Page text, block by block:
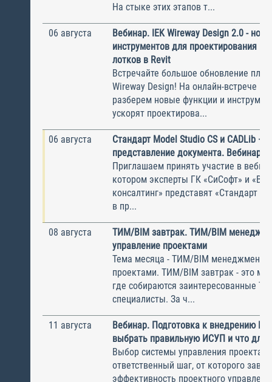
На стыке этих этапов т...
06 августа
Вебинар. IEK Wireway Design 2.0 -
инструментов для проектирования
лотков в Revit
Встречайте большое обновление
Wireway Design! На онлайн-встрече
разберем новые функции и
ускорят проектирова...
06 августа
Стандарт Model Studio CS и CADLib —
представление документа. Вебинар
Приглашаем принять участие в
котором эксперты ГК «СиСофт» и
консалтинг» представят «Стандарт
в пр...
08 августа
ТИМ/BIM завтрак. ТИМ/BIM
управление проектами
Тема месяца - ТИМ/BIM менеджмент и
проектами. ТИМ/BIM завтрак - это
где собираются заинтересованные
специалисты. За ч...
11 августа
Вебинар. Подготовка к внедрению
выбрать правильную ИСУП и что для
Выбор системы управления
ответственный шаг, от которого
эффективность проектного